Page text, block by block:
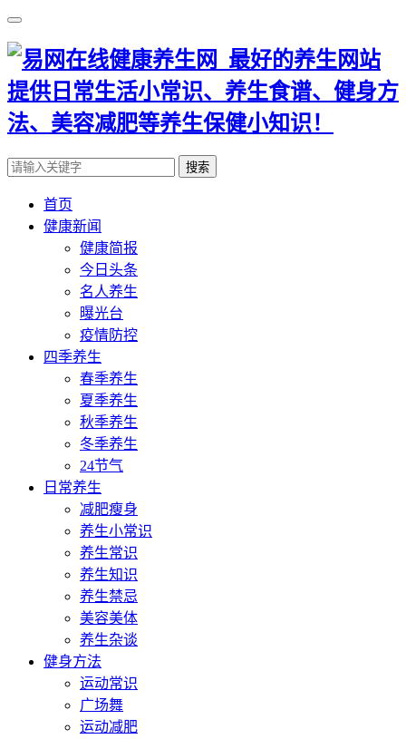
搜索
首页
健康新闻
健康简报
今日头条
名人养生
曝光台
疫情防控
四季养生
春季养生
夏季养生
秋季养生
冬季养生
24节气
日常养生
减肥瘦身
养生小常识
养生常识
养生知识
养生禁忌
美容美体
养生杂谈
健身方法
运动常识
广场舞
运动减肥